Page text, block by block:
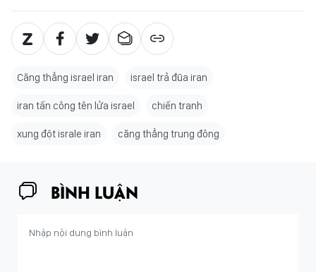
Căng thẳng israel iran israel trả đũa iran
iran tấn công tên lửa israel chiến tranh
xung đột israle iran căng thẳng trung đông
BÌNH LUẬN